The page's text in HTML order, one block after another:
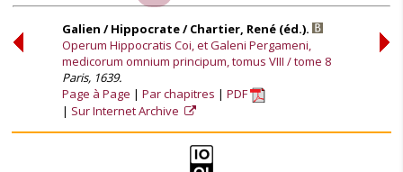
Galien / Hippocrate / Chartier, René (éd.).
Operum Hippocratis Coi, et Galeni Pergameni,
medicorum omnium principum, tomus VIII / tome 8
Paris, 1639.
Page à Page
Par chapitres
PDF
Sur Internet Archive